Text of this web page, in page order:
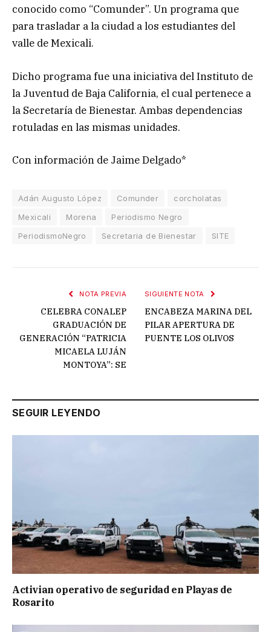
conocido como “Comunder”. Un programa que
para trasladar a la ciudad a los estudiantes del
valle de Mexicali.
Dicho programa fue una iniciativa del Instituto de
la Juventud de Baja California, el cual pertenece a
la Secretaría de Bienestar. Ambas dependencias
rotuladas en las mismas unidades.
Con información de Jaime Delgado*
Adán Augusto López Comunder
corcholatas
Mexicali
Morena
Periodismo Negro
PeriodismoNegro
Secretaria de Bienestar SITE
NOTA PREVIA
CELEBRA CONALEP
GRADUACIÓN DE
GENERACIÓN “PATRICIA
MICAELA LUJÁN
MONTOYA”: SE
SIGUIENTE NOTA
ENCABEZA MARINA DEL
PILAR APERTURA DE
PUENTE LOS OLIVOS
SEGUIR LEYENDO
Activian operativo de seguridad en Playas de
Rosarito